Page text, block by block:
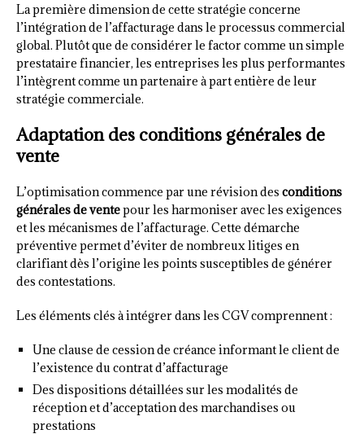
La première dimension de cette stratégie concerne
l’intégration de l’affacturage dans le processus commercial
global. Plutôt que de considérer le factor comme un simple
prestataire financier, les entreprises les plus performantes
l’intègrent comme un partenaire à part entière de leur
stratégie commerciale.
Adaptation des conditions générales de
vente
L’optimisation commence par une révision des conditions
générales de ventepour les harmoniser avec les exigences
et les mécanismes de l’affacturage. Cette démarche
préventive permet d’éviter de nombreux litiges en
clarifiant dès l’origine les points susceptibles de générer
des contestations.
Les éléments clés à intégrer dans les CGV comprennent :
Une clause de cession de créance informant le client de
l’existence du contrat d’affacturage
Des dispositions détaillées sur les modalités de
réception et d’acceptation des marchandises ou
prestations